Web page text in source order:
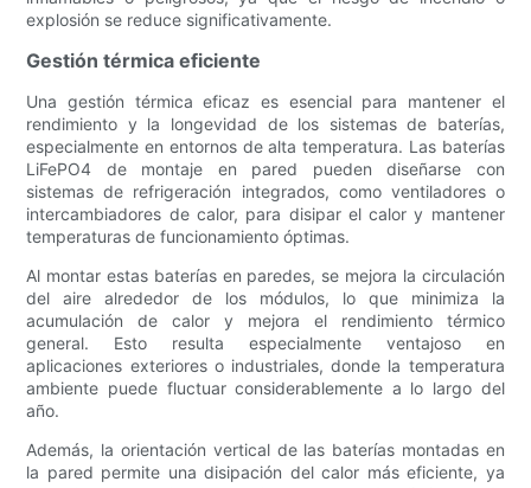
explosión se reduce significativamente.
Gestión térmica eficiente
Una gestión térmica eficaz es esencial para mantener el
rendimiento y la longevidad de los sistemas de baterías,
especialmente en entornos de alta temperatura. Las baterías
LiFePO4 de montaje en pared pueden diseñarse con
sistemas de refrigeración integrados, como ventiladores o
intercambiadores de calor, para disipar el calor y mantener
temperaturas de funcionamiento óptimas.
Al montar estas baterías en paredes, se mejora la circulación
del aire alrededor de los módulos, lo que minimiza la
acumulación de calor y mejora el rendimiento térmico
general. Esto resulta especialmente ventajoso en
aplicaciones exteriores o industriales, donde la temperatura
ambiente puede fluctuar considerablemente a lo largo del
año.
Además, la orientación vertical de las baterías montadas en
la pared permite una disipación del calor más eficiente, ya